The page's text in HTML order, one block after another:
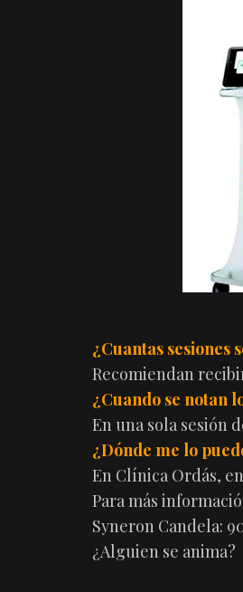
¿Cuantas sesiones
Recomiendan
¿Cuando se notan
En una sola sesión
¿Dónde me lo
En Clínica Ordás, en
Para más
Syneron Candela:
¿Alguien se anima?